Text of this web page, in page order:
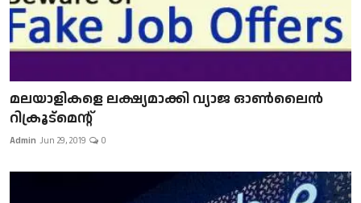
മലയാളികളെ ലക്ഷ്യമാക്കി വ്യാജ ഓൺലൈൻ
റിക്രൂട്മെന്റ്
Admin Jun 29, 2019 0